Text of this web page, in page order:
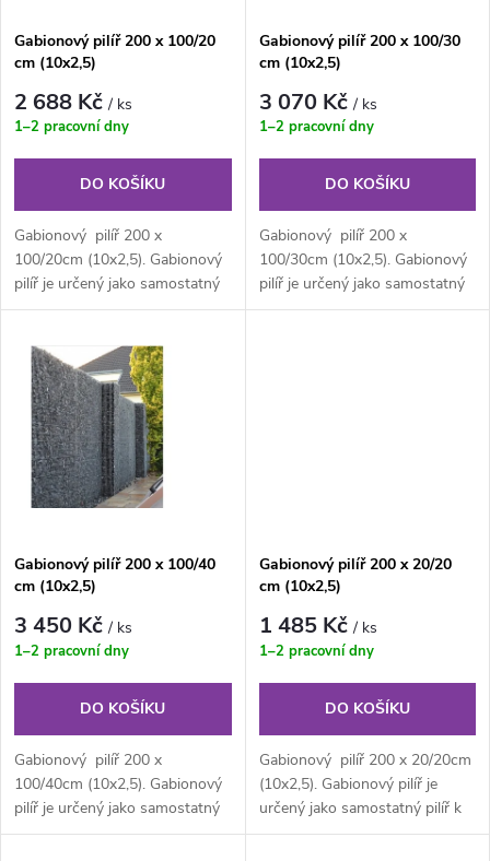
p
r
o
d
u
k
ů
s
p
r
d
u
k
ů
Gabionový pilíř 200 x 100/20
cm (10x2,5)
2 688 Kč/ ks
1–2 pracovní dny
DO KOŠÍKU
Gabionový pilíř 200 x
100/20cm (10x2,5). Gabionový
pilíř je určený jako samostatný
pilíř k brankám, branám či...
Gabionový pilíř 200 x 100/30
cm (10x2,5)
3 070 Kč/ ks
1–2 pracovní dny
DO KOŠÍKU
Gabionový pilíř 200 x
100/30cm (10x2,5). Gabionový
pilíř je určený jako samostatný
pilíř k brankám, branám či...
Gabionový pilíř 200 x 100/40
cm (10x2,5)
3 450 Kč/ ks
1–2 pracovní dny
DO KOŠÍKU
Gabionový pilíř 200 x
100/40cm (10x2,5). Gabionový
pilíř je určený jako samostatný
pilíř k brankám, branám či...
Gabionový pilíř 200 x 20/20
cm (10x2,5)
1 485 Kč/ ks
1–2 pracovní dny
DO KOŠÍKU
Gabionový pilíř 200 x 20/20cm
(10x2,5). Gabionový pilíř je
určený jako samostatný pilíř k
brankám, branám či...